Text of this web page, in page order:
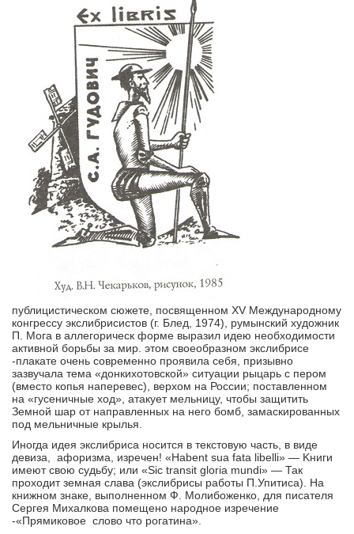
публицистическом сюжете, посвященном XV Международному
конгрессу экслибрисистов (г. Блед, 1974), румынский художник
П. Moгa в аллегорическ форме выразил идею необходимости
активной борьбы за мир. этом своеобразном экслибрисе
-плакате очень современно проявила себя, призывно
зазвучала тема «донкихотовской» ситуации рыцарь с пером
(вместо копья наперевес), верхом на России; поставленном
на «гусеничные ход», атакует мельницу, чтобы защитить
Земной шар от направленных на него бомб, замаскированных
под мельничные крылья.
Иногда идея экслибриса носится в текстовую часть, в виде
девиза, афоризма, изречен! «Habent sua fata libelli» — Kниги
имеют свою судьбу; или «Sic transit gloria mundi» — Так
проходит земная слава (экслибрисы работы П.Упитиса). На
книжном знаке, выполненном Ф. Молибоженко, для писателя
Сергея Михалкова помещено народное изречение
-«Прямиковое слово что рогатина».